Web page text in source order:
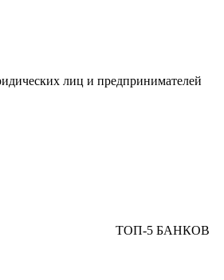
лиц и предпринимателей
ТОП-5 БАНКОВ